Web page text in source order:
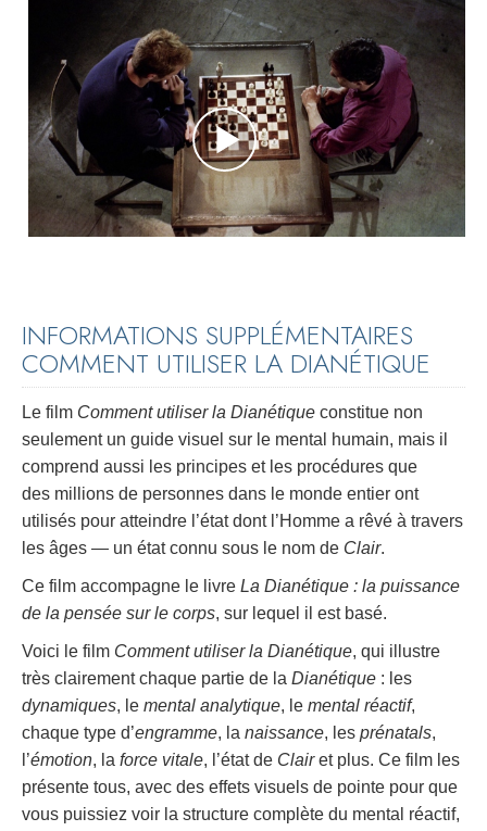
INFORMATIONS SUPPLÉMENTAIRES
COMMENT UTILISER LA DIANÉTIQUE
Le film Comment utiliser la Dianétique constitue non
seulement un guide visuel sur le mental humain, mais il
comprend aussi les principes et les procédures que
des millions de personnes dans le monde entier ont
utilisés pour atteindre l’état dont l’Homme a rêvé à travers
les âges — un état connu sous le nom de Clair.
Ce film accompagne le livre La Dianétique : la puissance
de la pensée sur le corps, sur lequel il est basé.
Voici le film Comment utiliser la Dianétique, qui illustre
très clairement chaque partie de la Dianétique : les
dynamiques, le mental analytique, le mental réactif,
chaque type d’engramme, la naissance, les prénatals,
l’émotion, la force vitale, l’état de Clairet plus. Ce film les
présente tous, avec des effets visuels de pointe pour que
vous puissiez voir la structure complète du mental réactif,